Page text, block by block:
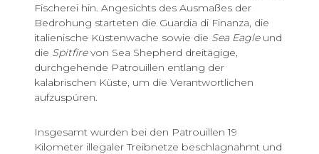
Fischerei hin. Angesichts des Ausmaßes der
Bedrohung starteten die Guardia di Finanza, die
italienische Küstenwache sowie die Sea Eagleund
die Spitfirevon Sea Shepherd dreitägige,
durchgehende Patrouillen entlang der
kalabrischen Küste, um die Verantwortlichen
aufzuspüren.
Insgesamt wurden bei den Patrouillen 19
Kilometer illegaler Treibnetze beschlagnahmt und